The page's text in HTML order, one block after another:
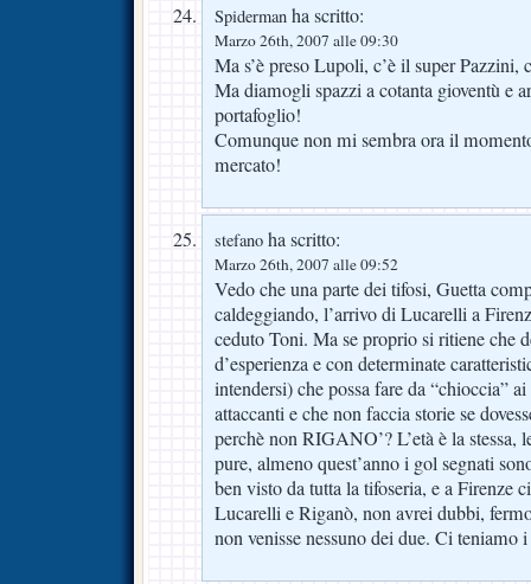
Spiderman ha scritto:
Marzo 26th, 2007 alle 09:30
Ma s’è preso Lupoli, c’è il super Pazzini,
Ma diamogli spazzi a cotanta gioventù e
portafoglio!
Comunque non mi sembra ora il
mercato!
stefano ha scritto:
Marzo 26th, 2007 alle 09:52
Vedo che una parte dei tifosi, Guetta
caldeggiando, l’arrivo di Lucarelli a
ceduto Toni. Ma se proprio si ritiene che
d’esperienza e con determinate
intendersi) che possa fare da “chioccia”
attaccanti e che non faccia storie se
perchè non RIGANO’? L’età è la stessa,
pure, almeno quest’anno i gol segnati
ben visto da tutta la tifoseria, e a Firenze
Lucarelli e Riganò, non avrei dubbi,
non venisse nessuno dei due. Ci teniamo